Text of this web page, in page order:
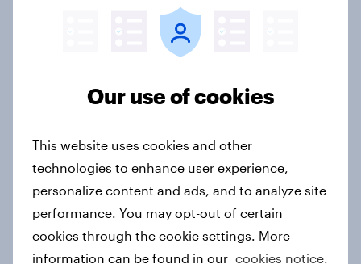
Sweden Word of Mouth Risers 2026
Article
Our use of cookies
This website uses cookies and other
technologies to enhance user experience,
personalize content and ads, and to analyze site
performance. You may opt-out of certain
cookies through the cookie settings. More
information can be found in our cookies notice.